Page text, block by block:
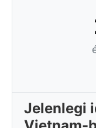
Jelenlegi